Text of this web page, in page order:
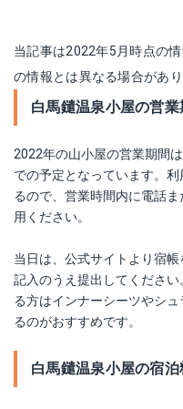
当記事は2022年5月時点の
の情報とは異なる場合があ
白馬鑓温泉小屋の営業
2022年の山小屋の営業期間
での予定となっています。
るので、営業時間内に電話
用ください。
当日は、公式サイトより宿
記入のうえ提出してくださ
る方はインナーシーツやシ
るのがおすすめです。
白馬鑓温泉小屋の宿泊